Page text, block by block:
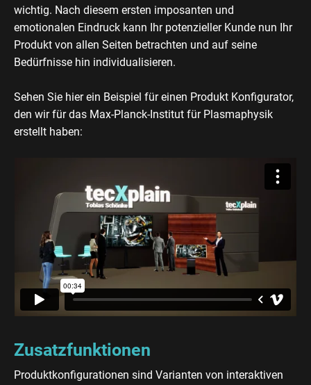
wichtig. Nach diesem ersten imposanten und
emotionalen Eindruck kann Ihr potenzieller Kunde nun Ihr
Produkt von allen Seiten betrachten und auf seine
Bedürfnisse hin individualisieren.
Sehen Sie hier ein Beispiel für einen Produkt Konfigurator,
den wir für das Max-Planck-Institut für Plasmaphysik
erstellt haben:
Zusatzfunktionen
Produktkonfigurationen sind Varianten von interaktiven